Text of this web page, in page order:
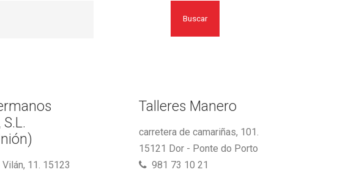
Buscar
11. 15123
Talleres Manero
carretera de camariñas, 101.
15121 Dor - Ponte do Porto
981 73 10 21